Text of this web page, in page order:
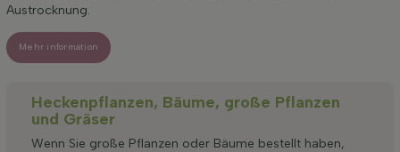
Austrocknung.
Mehr information
Heckenpflanzen, Bäume, große Pflanzen
und Gräser
Wenn Sie große Pflanzen oder Bäume bestellt haben,